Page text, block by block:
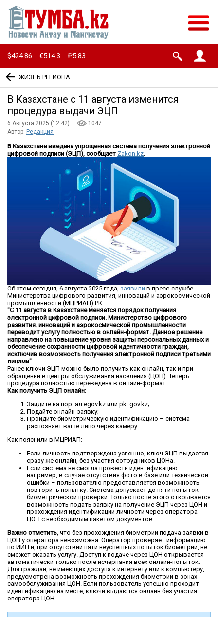
$424.86 · €514.3 · ₽5.83
ЖИЗНЬ РЕГИОНА
В Казахстане с 11 августа изменится
процедура выдачи ЭЦП
6 Августа 2025 (12:42) ·
1047
Автор: Редакция
В Казахстане введена упрощенная система получения электронной
цифровой подписи (ЭЦП), сообщает Zakon.kz.
Об этом сегодня, 6 августа 2025 года, заявили в пресс-службе
Министерства цифрового развития, инноваций и аэрокосмической
промышленности (МЦРИАП) РК:
"С 11 августа в Казахстане меняется порядок получения
электронной цифровой подписи. Министерство цифрового
развития, инноваций и аэрокосмической промышленности
переводит услугу полностью в онлайн-формат. Данное решение
направлено на повышение уровня защиты персональных данных и
обеспечение сохранности цифровой идентичности граждан,
исключив возможность получения электронной подписи третьими
лицами".
Ранее ключи ЭЦП можно было получить как онлайн, так и при
обращении в центры обслуживания населения (ЦОН). Теперь
процедура полностью переведена в онлайн-формат.
Как получить ЭЦП онлайн:
Зайдите на портал egov.kz или pki.gov.kz;
Подайте онлайн-заявку;
Пройдите биометрическую идентификацию – система
распознает ваше лицо через камеру.
Как пояснили в МЦРИАП:
Если личность подтверждена успешно, ключ ЭЦП выдается
сразу же онлайн, без участия сотрудников ЦОНа.
Если система не смогла провести идентификацию –
например, в случае отсутствия фото в базе или технической
ошибки – пользователю предоставляется возможность
повторить попытку. Система допускает до пяти попыток
биометрической проверки. Только после этого открывается
возможность подать заявку на получение ЭЦП через ЦОН и
прохождения идентификации личности через оператора
ЦОН с необходимым пакетом документов.
Важно отметить , что без прохождения биометрии подача заявки в
ЦОН у оператора невозможна. Оператор проверяет информацию
по ИИН и, при отсутствии пяти неуспешных попыток биометрии, не
сможет оказать услугу. Доступ к подаче через ЦОН открывается
автоматически только после исчерпания всех онлайн-попыток.
Для граждан, не имеющих доступа к интернету или к компьютеру,
предусмотрена возможность прохождения биометрии в зонах
самообслуживания ЦОН. Если пользователь успешно проходит
идентификацию на месте, ключи выдаются онлайн без участия
оператора ЦОН.